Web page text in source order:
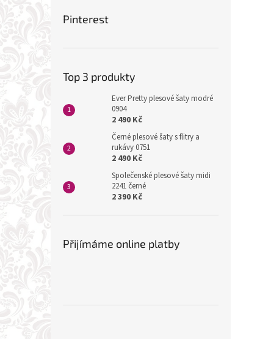
Pinterest
Top 3 produkty
Ever Pretty plesové šaty modré
0904
2 490 Kč
Černé plesové šaty s flitry a
rukávy 0751
2 490 Kč
Společenské plesové šaty midi
2241 černé
2 390 Kč
Přijímáme online platby